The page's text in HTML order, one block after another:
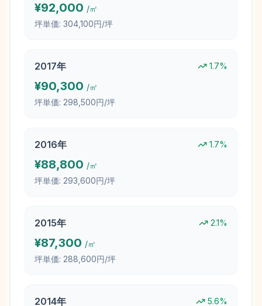
¥92,000 /㎡
坪単価: 304,100円/坪
2017年 1.7%
¥90,300 /㎡
坪単価: 298,500円/坪
2016年 1.7%
¥88,800 /㎡
坪単価: 293,600円/坪
2015年 2.1%
¥87,300 /㎡
坪単価: 288,600円/坪
2014年 5.6%